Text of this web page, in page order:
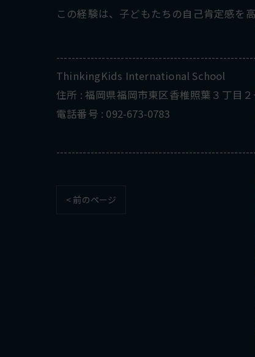
この経験は、子どもたちの自己肯定感を
ThinkingKids International School
住所 : 福岡県福岡市東区香椎照葉３丁目２
電話番号 : 092-673-0783
< 前のページ